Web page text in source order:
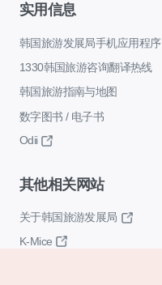
实用信息
韩国旅游发展局手机应用程序
1330韩国旅游咨询翻译热线
韩国旅游指南与地图
数字图书 / 电子书
Odii
其他相关网站
关于韩国旅游发展局
K-Mice